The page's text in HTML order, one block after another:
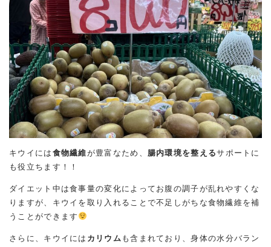
キウイには 食物繊維が豊富なため、 腸内環境を整えるサポートに
も役立ちます！！
ダイエット中は食事量の変化によってお腹の調子が乱れやすくな
りますが、キウイを取り入れることで不足しがちな食物繊維を補
うことができます
さらに、キウイには カリウム も含まれており、身体の水分バラン